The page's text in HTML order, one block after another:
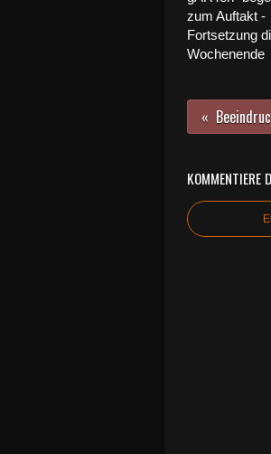
zum Auftakt -
Fortsetzung
Wochenende
KOMMENTIERE